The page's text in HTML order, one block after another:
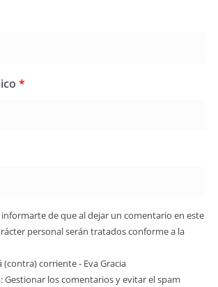
*
informarte de que al dejar un comentario en este
personal serán tratados conforme a la
(contra) corriente - Eva Gracia
: Gestionar los comentarios y evitar el spam